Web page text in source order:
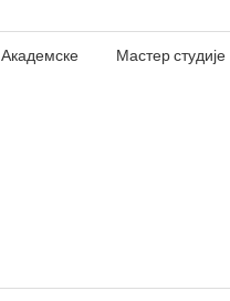
Академске Мастер студије